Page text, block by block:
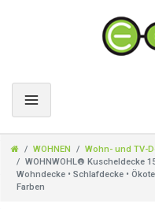
WOHNEN Wohn- und TV-
WOHNWOHL® Kuscheldecke
Wohndecke • Schlafdecke •
Farben